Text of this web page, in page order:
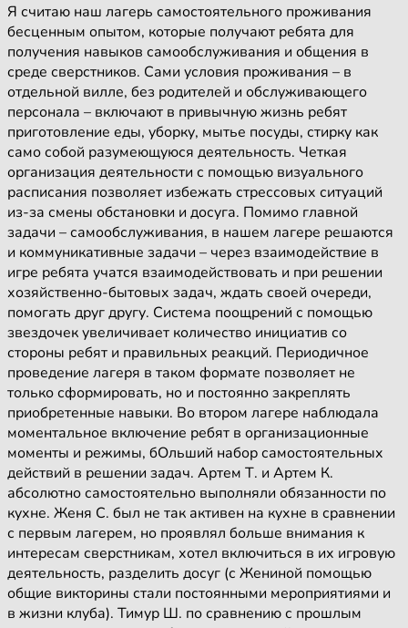
Я считаю наш лагерь самостоятельного проживания
бесценным опытом, которые получают ребята для
получения навыков самообслуживания и общения в
среде сверстников. Сами условия проживания – в
отдельной вилле, без родителей и обслуживающего
персонала – включают в привычную жизнь ребят
приготовление еды, уборку, мытье посуды, стирку как
само собой разумеющуюся деятельность. Четкая
организация деятельности с помощью визуального
расписания позволяет избежать стрессовых ситуаций
из-за смены обстановки и досуга. Помимо главной
задачи – самообслуживания, в нашем лагере решаются
и коммуникативные задачи – через взаимодействие в
игре ребята учатся взаимодействовать и при решении
хозяйственно-бытовых задач, ждать своей очереди,
помогать друг другу. Система поощрений с помощью
звездочек увеличивает количество инициатив со
стороны ребят и правильных реакций. Периодичное
проведение лагеря в таком формате позволяет не
только сформировать, но и постоянно закреплять
приобретенные навыки. Во втором лагере наблюдала
моментальное включение ребят в организационные
моменты и режимы, бОльший набор самостоятельных
действий в решении задач. Артем Т. и Артем К.
абсолютно самостоятельно выполняли обязанности по
кухне. Женя С. был не так активен на кухне в сравнении
с первым лагерем, но проявлял больше внимания к
интересам сверстникам, хотел включиться в их игровую
деятельность, разделить досуг (с Жениной помощью
общие викторины стали постоянными мероприятиями и
в жизни клуба). Тимур Ш. по сравнению с прошлым